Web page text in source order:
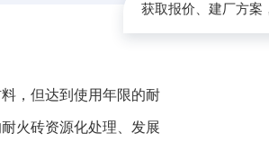
获取报价、建厂方案
，但达到使用年限的耐
火砖资源化处理、发展